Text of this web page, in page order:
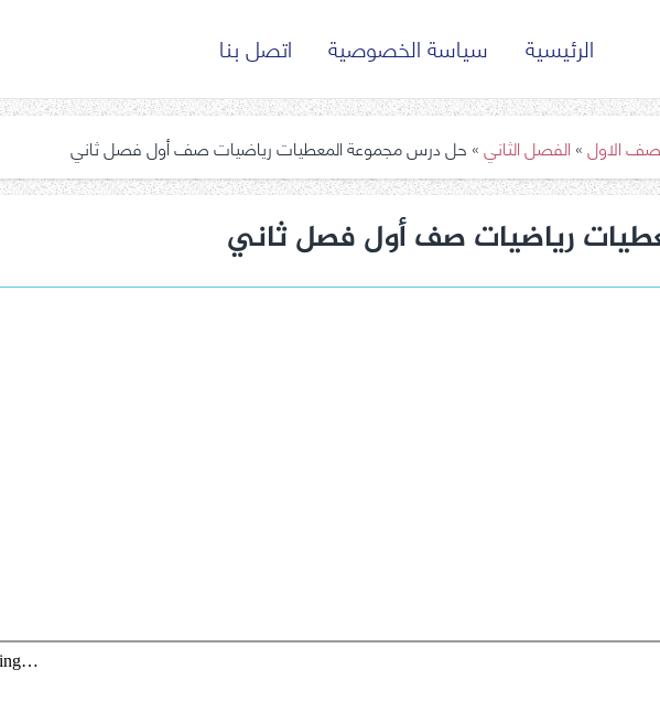
الرئيسية سياسة الخصوصية اتصل بنا
الاول»الفصل الثاني»حل درس مجموعة المعطيات رياضيات صف أول فصل ثاني
رياضيات صف أول فصل ثاني